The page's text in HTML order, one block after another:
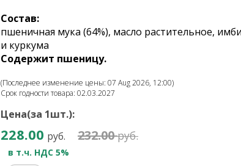
Состав:
пшеничная мука (64%), масло растительное,
и куркума
Содержит пшеницу.
(Последнее изменение цены: 07 Aug 2026, 12:00)
Срок годности товара: 02.03.2027
Цена(за 1шт.):
228.00 руб. 232.00руб.
в т.ч. НДС 5%